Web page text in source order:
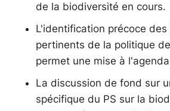
de la biodiversité en cours.
L'identification précoce des
pertinents de la politique
permet une mise à
La discussion de fond sur
spécifique du PS sur la